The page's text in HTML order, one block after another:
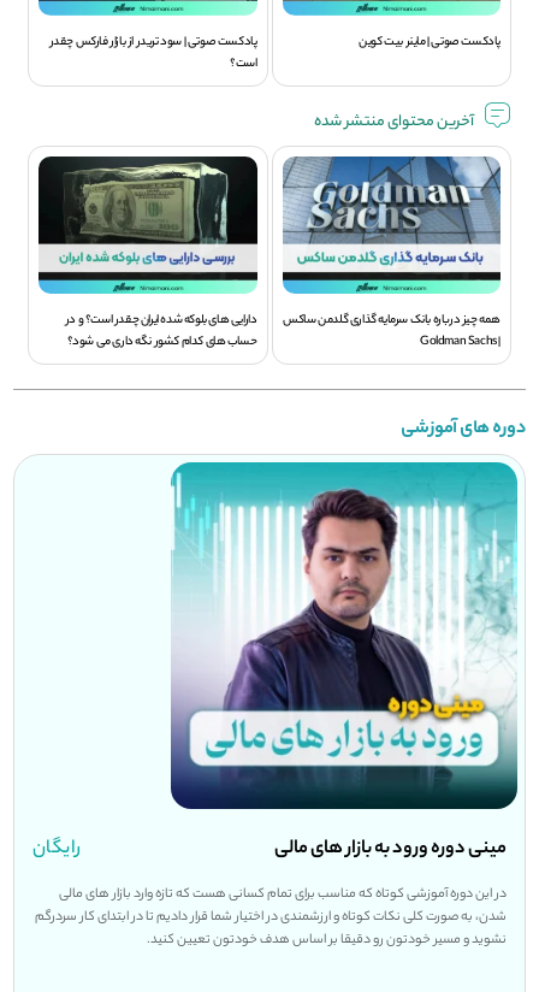
پادکست صوتی | ماینر بیت کوین
پادکست صوتی | سود تريدر از بازار فارکس چقدر
است؟
آخرین محتوای منتشر شده
همه چیز درباره بانک سرمایه گذاری گلدمن ساکس
| Goldman Sachs
دارایی های بلوکه شده ایران چقدر است؟ و در
حساب های کدام کشور نگه داری می شود؟
دوره های آموزشی
مینی دوره ورود به بازار های مالی رایگان
در این دوره آموزشی کوتاه که مناسب برای تمام کسانی هست که تازه وارد بازار های مالی
شدن، به صورت کلی نکات کوتاه و ارزشمندی در اختیار شما قرار دادیم تا در ابتدای کار سردرگم
نشوید و مسیر خودتون رو دقیقا بر اساس هدف خودتون تعیین کنید.